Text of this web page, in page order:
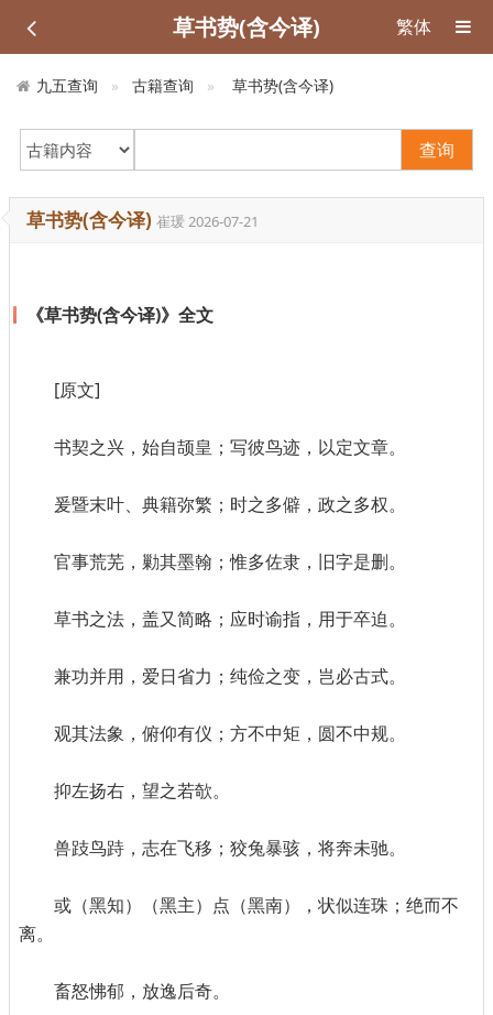
草书势(含今译) 繁体
九五查询 古籍查询 草书势(含今译)
查询
草书势(含今译) 崔瑗 2026-07-21
《草书势(含今译)》全文
[原文]
书契之兴，始自颉皇；写彼鸟迹，以定文章。
爰暨末叶、典籍弥繁；时之多僻，政之多权。
官事荒芜，勦其墨翰；惟多佐隶，旧字是删。
草书之法，盖又简略；应时谕指，用于卒迫。
兼功并用，爱日省力；纯俭之变，岂必古式。
观其法象，俯仰有仪；方不中矩，圆不中规。
抑左扬右，望之若欹。
兽跂鸟跱，志在飞移；狡兔暴骇，将奔未驰。
或（黑知）（黑主）点（黑南），状似连珠；绝而不
离。
畜怒怫郁，放逸后奇。